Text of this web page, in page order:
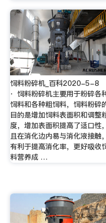
饲料粉碎机_百科2020-5-8
· 饲料粉碎机主要用于粉碎各
饲料和各种粗饲料，饲料粉碎
目的是增加饲料表面积和调整
度，增加表面积提高了适口性，
且在消化边内易与消化液接触，
有利于提高消化率，更好吸收
料营养成 …